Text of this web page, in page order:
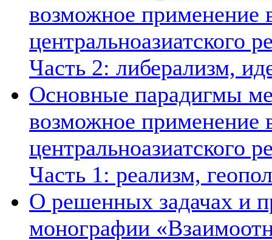
возможное применение
центральноазиатского
Часть 2: либерализм,
Основные парадигмы
возможное применение
центральноазиатского
Часть 1: реализм,
О решенных задачах и
монографии